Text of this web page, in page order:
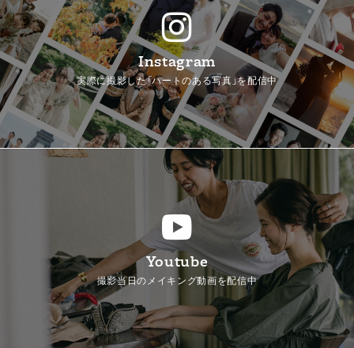
Instagram
実際に撮影した「ハートのある写真」を配信中
Youtube
撮影当日のメイキング動画を配信中